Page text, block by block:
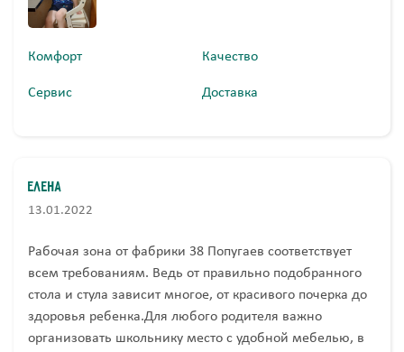
Комфорт Качество
Сервис Доставка
Елена
13.01.2022
Рабочая зона от фабрики 38 Попугаев соответствует
всем требованиям. Ведь от правильно подобранного
стола и стула зависит многое, от красивого почерка до
здоровья ребенка.Для любого родителя важно
организовать школьнику место с удобной мебелью, в